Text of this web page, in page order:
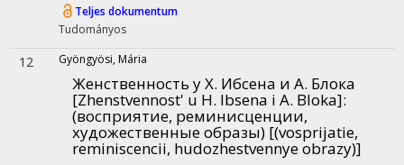
Teljes dokumentum
Tudományos
12 Gyöngyösi, Mária
Женственность у Х. Ибсена и А. Блока
[Zhenstvennost' u H. Ibsena i A. Bloka]:
(восприятие, реминисценции,
художественные образы) [(vosprijatie,
reminiscencii, hudozhestvennye obrazy)]